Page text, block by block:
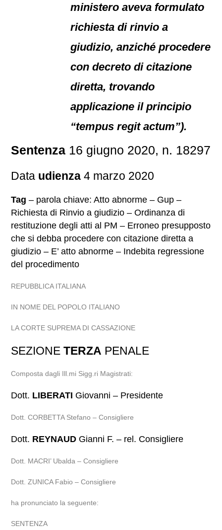
ministero aveva formulato
richiesta di rinvio a
giudizio, anziché procedere
con decreto di citazione
diretta, trovando
applicazione il principio
“tempus regit actum”).
Sentenza 16 giugno 2020, n. 18297
Data udienza 4 marzo 2020
Tag – parola chiave: Atto abnorme – Gup –
Richiesta di Rinvio a giudizio – Ordinanza di
restituzione degli atti al PM – Erroneo presupposto
che si debba procedere con citazione diretta a
giudizio – E’ atto abnorme – Indebita regressione
del procedimento
REPUBBLICA ITALIANA
IN NOME DEL POPOLO ITALIANO
LA CORTE SUPREMA DI CASSAZIONE
SEZIONETERZA PENALE
Composta dagli Ill.mi Sigg.ri Magistrati:
Dott. LIBERATI Giovanni – Presidente
Dott. CORBETTA Stefano – Consigliere
Dott. REYNAUD Gianni F. – rel. Consigliere
Dott. MACRI’ Ubalda – Consigliere
Dott. ZUNICA Fabio – Consigliere
ha pronunciato la seguente:
SENTENZA